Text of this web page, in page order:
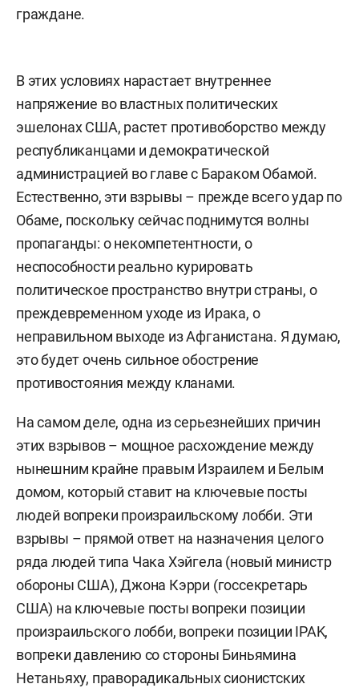
граждане.
В этих условиях нарастает внутреннее
напряжение во властных политических
эшелонах США, растет противоборство между
республиканцами и демократической
администрацией во главе с Бараком Обамой.
Естественно, эти взрывы – прежде всего удар по
Обаме, поскольку сейчас поднимутся волны
пропаганды: о некомпетентности, о
неспособности реально курировать
политическое пространство внутри страны, о
преждевременном уходе из Ирака, о
неправильном выходе из Афганистана. Я думаю,
это будет очень сильное обострение
противостояния между кланами.
На самом деле, одна из серьезнейших причин
этих взрывов – мощное расхождение между
нынешним крайне правым Израилем и Белым
домом, который ставит на ключевые посты
людей вопреки произраильскому лобби. Эти
взрывы – прямой ответ на назначения целого
ряда людей типа Чака Хэйгела (новый министр
обороны США), Джона Кэрри (госсекретарь
США) на ключевые посты вопреки позиции
произраильского лобби, вопреки позиции IPAK,
вопреки давлению со стороны Биньямина
Нетаньяху, праворадикальных сионистских